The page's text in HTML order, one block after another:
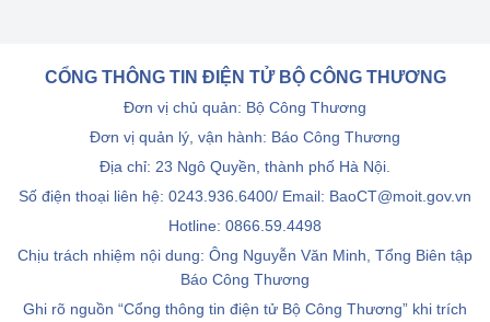
CỔNG THÔNG TIN ĐIỆN TỬ BỘ CÔNG THƯƠNG
Đơn vị chủ quản: Bộ Công Thương
Đơn vị quản lý, vận hành: Báo Công Thương
Địa chỉ: 23 Ngô Quyền, thành phố Hà Nội.
Số điện thoại liên hệ: 0243.936.6400/ Email: BaoCT@moit.gov.vn
Hotline: 0866.59.4498
Chịu trách nhiệm nội dung: Ông Nguyễn Văn Minh, Tổng Biên tập
Báo Công Thương
Ghi rõ nguồn “Cổng thông tin điện tử Bộ Công Thương” khi trích